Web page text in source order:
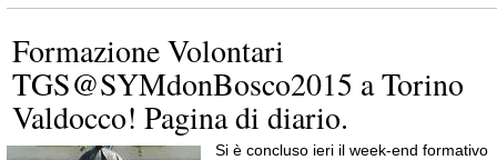
Formazione Volontari
TGS@SYMdonBosco2015 a Torino
Valdocco! Pagina di diario.
Si è concluso ieri il week-end formativo